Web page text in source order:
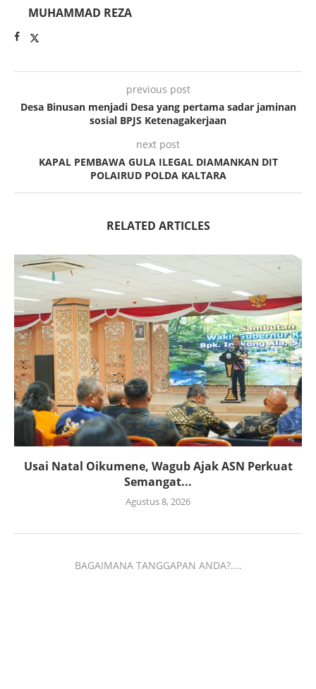
MUHAMMAD REZA
previous post
Desa Binusan menjadi Desa yang pertama sadar jaminan
sosial BPJS Ketenagakerjaan
next post
KAPAL PEMBAWA GULA ILEGAL DIAMANKAN DIT
POLAIRUD POLDA KALTARA
RELATED ARTICLES
Usai Natal Oikumene, Wagub Ajak ASN Perkuat
Semangat...
Agustus 8, 2026
BAGAIMANA TANGGAPAN ANDA?....